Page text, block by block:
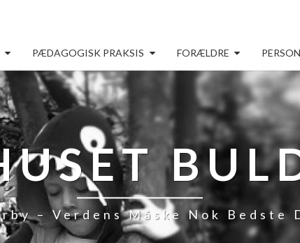
PÆDAGOGISK PRAKSIS FORÆLDRE
– Verdens Måske Nok